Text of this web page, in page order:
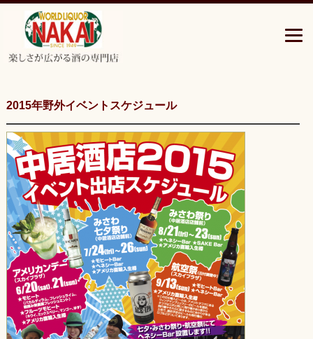
の
楽
し
さ
広
が
る
酒
の
専
門
店”中
居
酒
店
（NAKAI)”
2015年野外イベントスケジュール